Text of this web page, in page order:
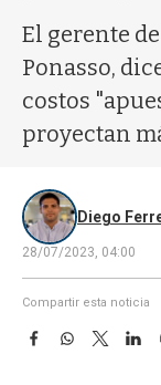
El gerente
Ponasso,
costos
proyectan
Diego
28/07/2023, 04:00
Compartir esta noticia
F
W
T
w
L